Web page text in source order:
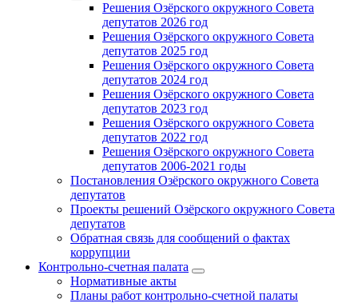
Решения Озёрского окружного Совета
депутатов 2026 год
Решения Озёрского окружного Совета
депутатов 2025 год
Решения Озёрского окружного Совета
депутатов 2024 год
Решения Озёрского окружного Совета
депутатов 2023 год
Решения Озёрского окружного Совета
депутатов 2022 год
Решения Озёрского окружного Совета
депутатов 2006-2021 годы
Постановления Озёрского окружного Совета
депутатов
Проекты решений Озёрского окружного Совета
депутатов
Обратная связь для сообщений о фактах
коррупции
Контрольно-счетная палата
Нормативные акты
Планы работ контрольно-счетной палаты